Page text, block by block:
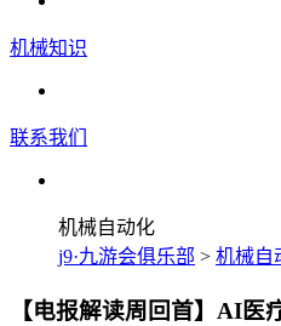
机械知识
联系我们
机械自动化
j9·九游会俱乐部 > 机械自
【电报解读周回首】AI医